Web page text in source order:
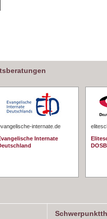
internate.de
Internate
DOSB